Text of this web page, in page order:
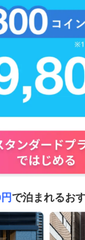
で泊まれるお